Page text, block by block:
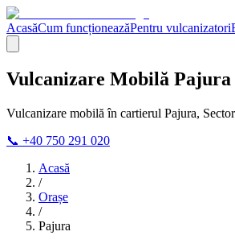
AcasăCum funcționeazăPentru vulcanizatori
Vulcanizare Mobilă Pajura
Vulcanizare mobilă în cartierul Pajura,
📞 +40 750 291 020
Acasă
/
Orașe
/
Pajura